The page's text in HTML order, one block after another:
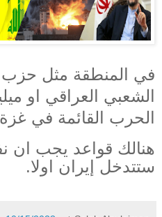
في المنطقة مثل حزب
الشعبي العراقي او
الحرب القائمة في
هنالك قواعد يجب ان
ستتدخل إيران اولا.